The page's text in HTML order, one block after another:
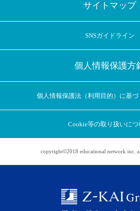
アプリに切り替えてみ
アプリ限定のコラムを配
サイトマップ
SNSガイドライン
個人情報保護方
個人情報保護法（利用目的）に基
Cookie等の取り扱いにつ
copyright©2018 educational network inc.